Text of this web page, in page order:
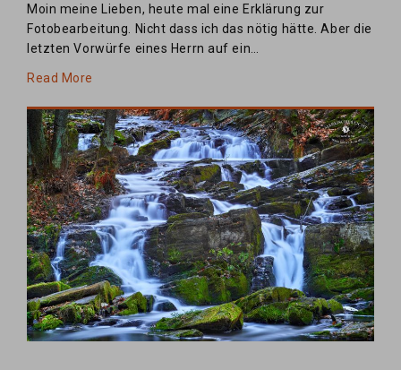
Moin meine Lieben, heute mal eine Erklärung zur
Fotobearbeitung. Nicht dass ich das nötig hätte. Aber die
letzten Vorwürfe eines Herrn auf ein…
Read More